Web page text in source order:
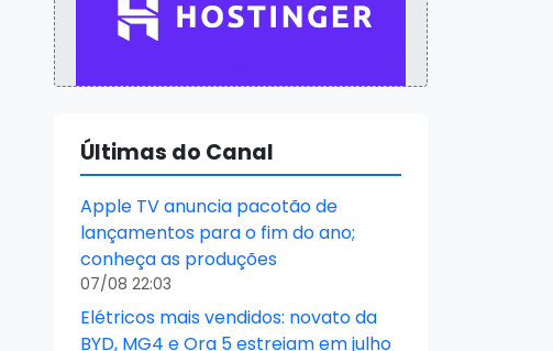
Últimas do Canal
Apple TV anuncia pacotão de
lançamentos para o fim do ano;
conheça as produções
07/08 22:03
Elétricos mais vendidos: novato da
BYD, MG4 e Ora 5 estreiam em julho